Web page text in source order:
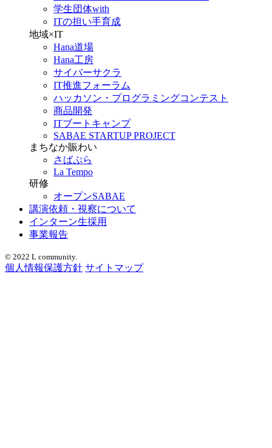
学生団体with
ITの担い手育成
地域×IT
Hana道場
Hana工房
サイバーサクラ
IT推進フォーラム
ハッカソン・プログラミングコンテスト
商品開発
ITブートキャンプ
SABAE STARTUP PROJECT
まちなか賑わい
さばぷら
La Tempo
研修
オープンSABAE
講演依頼・視察について
インターン生採用
事業報告
© 2022 L community.
個人情報保護方針 サイトマップ